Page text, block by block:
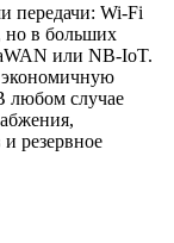
передачи: Wi-Fi
но в больших
или NB-IoT.
экономичную
любом случае
резервное